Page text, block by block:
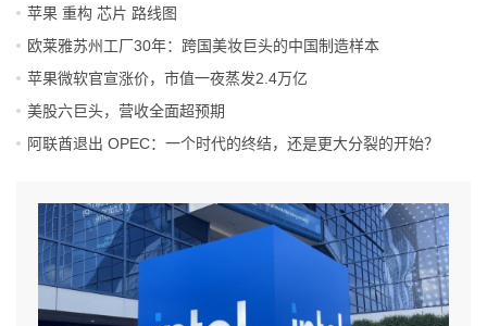
苹果 重构 芯片 路线图
欧莱雅苏州工厂30年：跨国美妆巨头的中国制造样本
苹果微软官宣涨价，市值一夜蒸发2.4万亿
美股六巨头，营收全面超预期
阿联酋退出 OPEC：一个时代的终结，还是更大分裂的开始？